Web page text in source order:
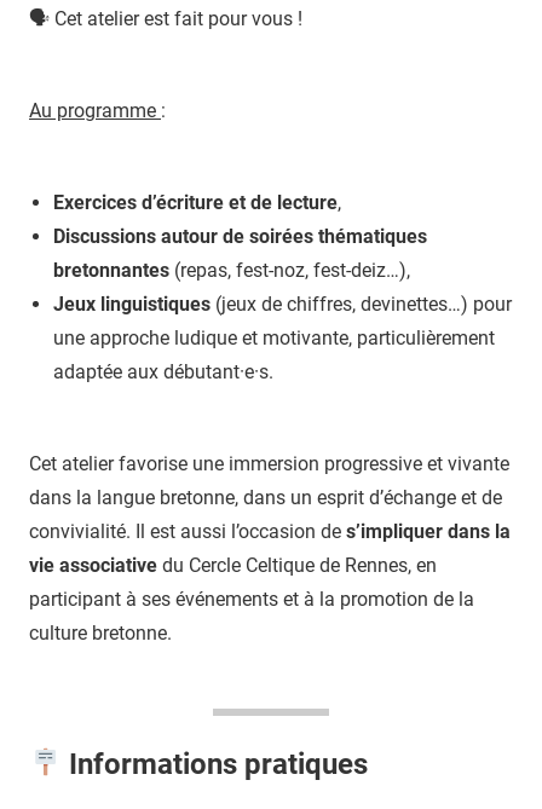
🗣 Cet atelier est fait pour vous !
Au programme :
Exercices d’écriture et de lecture,
Discussions autour de soirées thématiques
bretonnantes (repas, fest-noz, fest-deiz…),
Jeux linguistiques (jeux de chiffres, devinettes…) pour
une approche ludique et motivante, particulièrement
adaptée aux débutant·e·s.
Cet atelier favorise une immersion progressive et vivante
dans la langue bretonne, dans un esprit d’échange et de
convivialité. Il est aussi l’occasion de s’impliquer dans la
vie associative du Cercle Celtique de Rennes, en
participant à ses événements et à la promotion de la
culture bretonne.
Informations pratiques